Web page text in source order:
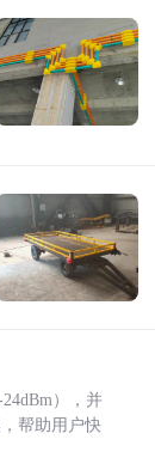
），并
帮助用户快